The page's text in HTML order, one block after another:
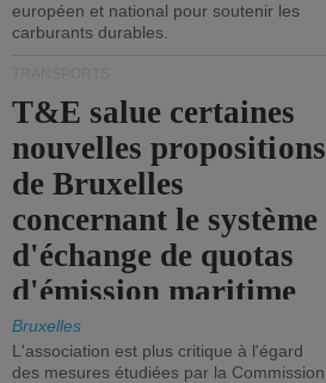
européen et national pour soutenir les
carburants durables.
T&E salue certaines
nouvelles propositions
de Bruxelles
concernant le système
d'échange de quotas
d'émission maritime
de l'UE.
Bruxelles
L'association est plus critique à l'égard
des mesures étudiées par la Commission